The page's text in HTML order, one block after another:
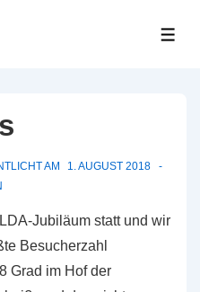
AM
1. AUGUST 2018
Jubiläum statt und wir
Besucherzahl
Grad im Hof der